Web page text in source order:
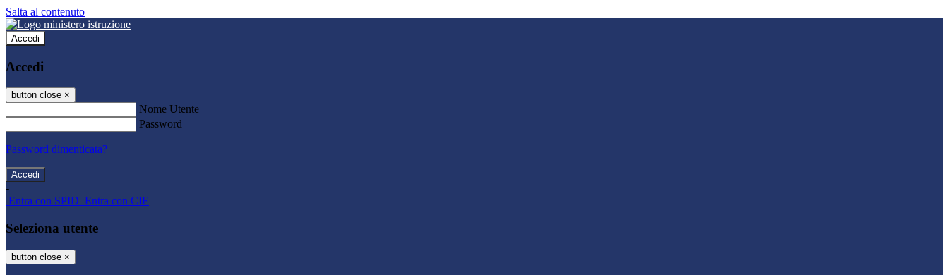
Salta al contenuto
Accedi
Accedi
button close ×
Nome Utente
Password
Password dimenticata?
-
Entra con SPID Entra con CIE
Seleziona utente
button close ×